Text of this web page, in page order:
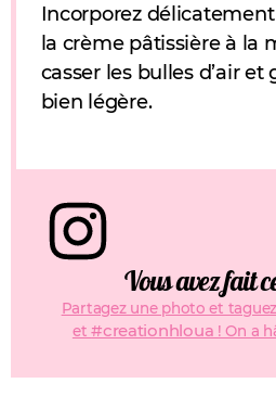
Incorporez
la crème pâtissière à la
casser les bulles d’air
bien légère.
Vous avez fait
Partagez une photo et
et#creationhloua ! On a